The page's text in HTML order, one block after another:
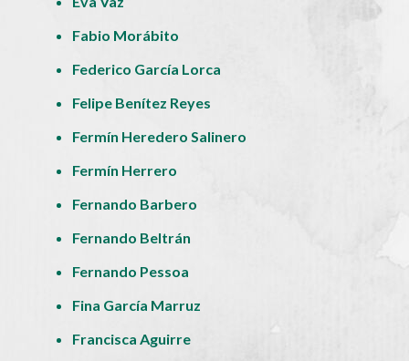
Fabio Morábito
Federico García Lorca
Felipe Benítez Reyes
Fermín Heredero Salinero
Fermín Herrero
Fernando Barbero
Fernando Beltrán
Fernando Pessoa
Fina García Marruz
Francisca Aguirre